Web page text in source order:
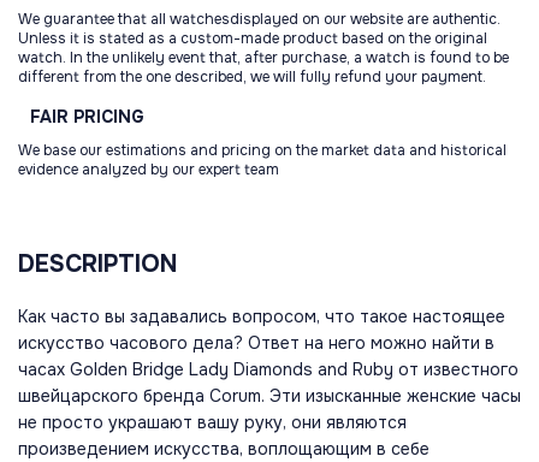
We guarantee that all watchesdisplayed on our website are authentic.
Unless it is stated as a custom-made product based on the original
watch. In the unlikely event that, after purchase, a watch is found to be
different from the one described, we will fully refund your payment.
FAIR PRICING
We base our estimations and pricing on the market data and historical
evidence analyzed by our expert team
DESCRIPTION
Как часто вы задавались вопросом, что такое настоящее
искусство часового дела? Ответ на него можно найти в
часах Golden Bridge Lady Diamonds and Ruby от известного
швейцарского бренда Corum. Эти изысканные женские часы
не просто украшают вашу руку, они являются
произведением искусства, воплощающим в себе